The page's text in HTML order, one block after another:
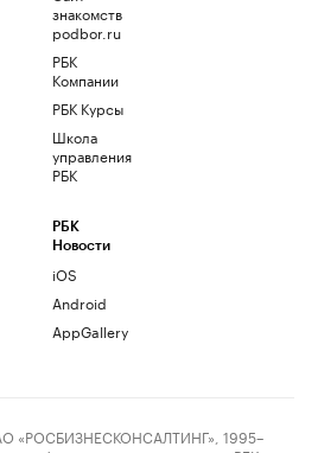
знакомств
podbor.ru
РБК
Компании
РБК Курсы
Школа
управления
РБК
РБК
Новости
iOS
Android
AppGallery
«РОСБИЗНЕСКОНСАЛТИНГ», 1995–